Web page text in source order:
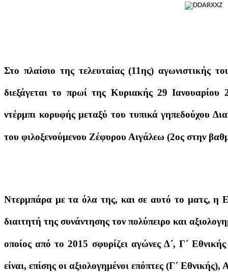
Στο πλαίσιο της τελευταίας (11ης)
διεξάγεται το πρωί της Κυριακής 29
ντέρμπι κορυφής μεταξύ του τυπικά γηπεδούχου
του φιλοξενούμενου Ζέφυρου Αιγάλεω (2ος στην
Ντερμπάρα με τα όλα της, και σε αυτό το ματς, η
διαιτητή της συνάντησης τον πολύπειρο και
οποίος από το 2015 σφυρίζει αγώνες Δ΄, Γ΄
είναι, επίσης οι αξιολογημένοι επόπτες (Γ΄